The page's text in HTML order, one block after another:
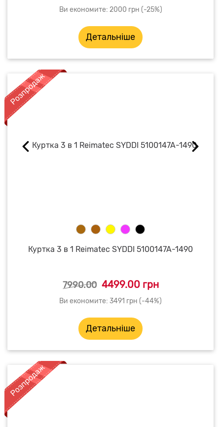
Ви економите: 2000 грн (-25%)
Детальніше
Куртка 3 в 1 Reimatec SYDDI 5100147A-1490
7990.00 4499.00 грн
Ви економите: 3491 грн (-44%)
Детальніше